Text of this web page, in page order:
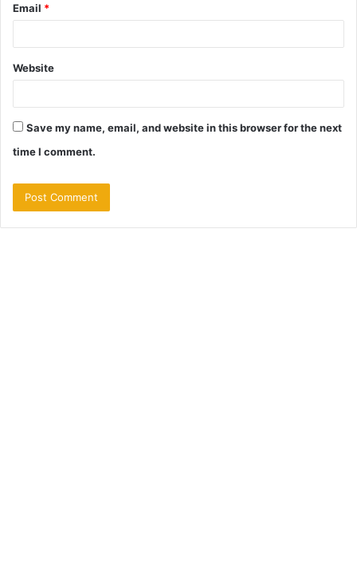
Email *
Website
Save my name, email, and website in this browser for the next
time I comment.